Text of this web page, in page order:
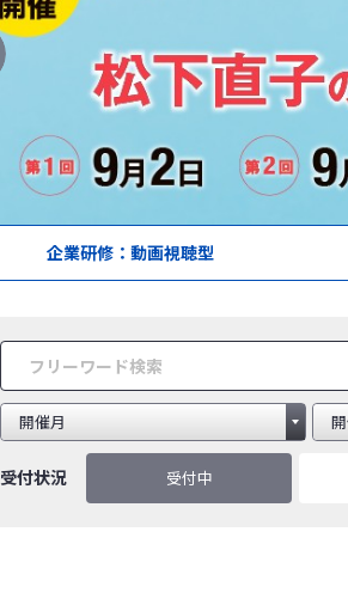
企業研修：動画視聴型
受付状況 受付中